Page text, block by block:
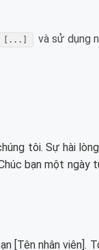
[...]
và sử dụng
tôi. Sự hài
bạn một ngày
[Tên nhân viên].